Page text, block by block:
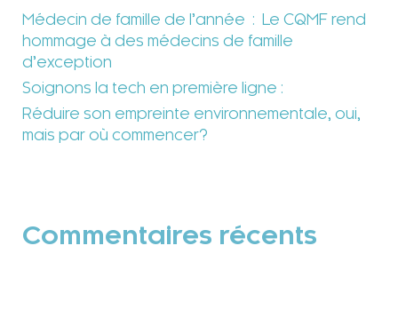
Médecin de famille de l’année : Le CQMF rend
hommage à des médecins de famille
d’exception
Soignons la tech en première ligne :
Réduire son empreinte environnementale, oui,
mais par où commencer?
Commentaires récents